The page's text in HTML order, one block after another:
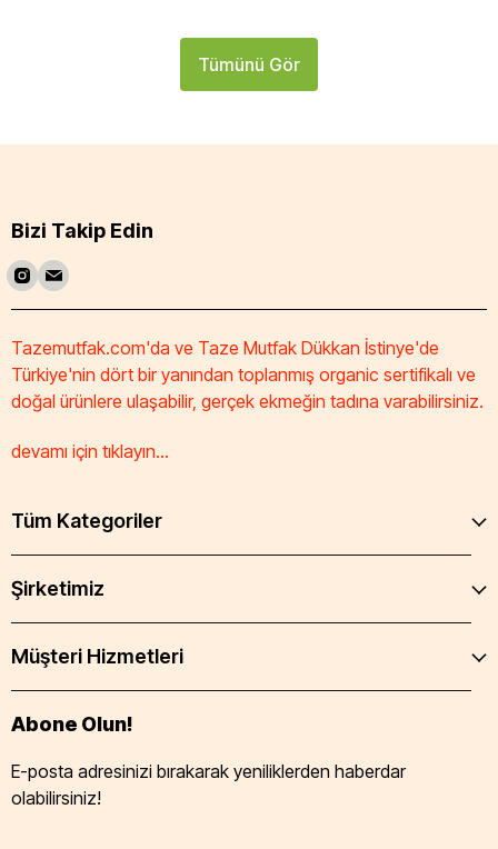
Tümünü Gör
Bizi Takip Edin
Tazemutfak.com'da ve Taze Mutfak Dükkan İstinye'de
Türkiye'nin dört bir yanından toplanmış organic sertifikalı ve
doğal ürünlere ulaşabilir, gerçek ekmeğin tadına varabilirsiniz.
devamı için tıklayın...
Tüm Kategoriler
Şirketimiz
Müşteri Hizmetleri
Abone Olun!
E-posta adresinizi bırakarak yeniliklerden haberdar
olabilirsiniz!